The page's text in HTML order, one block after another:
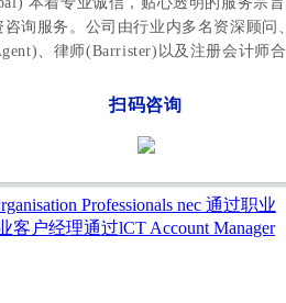
询服务。公司由行业内多名资深顾问
、律师(Barrister)以及注册会计师
扫码咨询
Professionals nec 通过职业
客户经理通过lCT Account Manager